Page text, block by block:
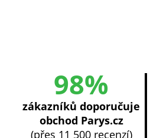
98%
zákazníků doporučuje
obchod Parys.cz
(přes 11 500 recenzí)